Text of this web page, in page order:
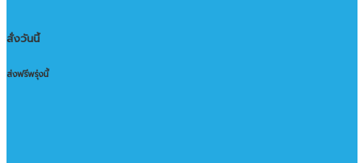
สั่งวันนี้
ส่งฟรีพรุ่งนี้